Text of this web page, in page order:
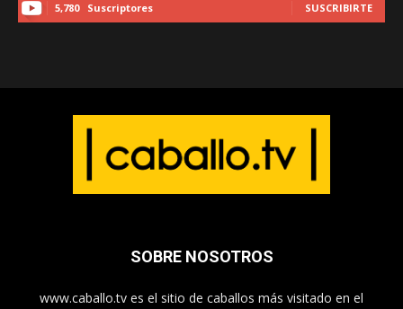
5,780 Suscriptores SUSCRIBIRTE
SOBRE NOSOTROS
www.caballo.tv es el sitio de caballos más visitado en el